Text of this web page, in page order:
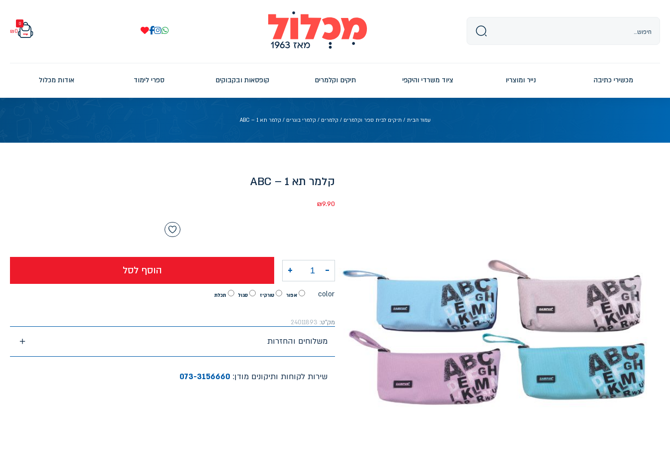
0
₪0
מכשירי כתיבה נייר ומוצריו ציוד משרדי והיקפי תיקים וקלמרים קופסאות ובקבוקים ספרי לימוד אודות מכלול
עמוד הבית / תיקים לבית ספר וקלמרים / קלמרים / קלמרי בוגרים / קלמר תא 1 – ABC
קלמר תא 1 – ABC
₪9.90
color אפור טורקיז סגול תכלת
- כמות של קלמר תא 1 - ABC
+ הוסף לסל
מק"ט: 24011893
משלוחים והחזרות
שירות לקוחות ותיקונים מודן: 073-3156660